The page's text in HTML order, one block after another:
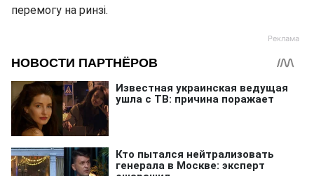
перемогу на ринзі.